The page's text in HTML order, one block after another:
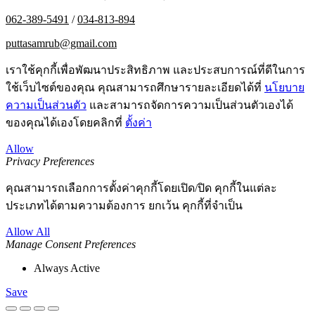
062-389-5491 /034-813-894
puttasamrub@gmail.com
เราใช้คุกกี้เพื่อพัฒนาประสิทธิภาพ และประสบการณ์ที่ดีในการ
ใช้เว็บไซต์ของคุณ คุณสามารถศึกษารายละเอียดได้ที่ นโยบาย
ความเป็นส่วนตัว และสามารถจัดการความเป็นส่วนตัวเองได้
ของคุณได้เองโดยคลิกที่ ตั้งค่า
Allow
Privacy Preferences
คุณสามารถเลือกการตั้งค่าคุกกี้โดยเปิด/ปิด คุกกี้ในแต่ละ
ประเภทได้ตามความต้องการ ยกเว้น คุกกี้ที่จำเป็น
Allow All
Manage Consent Preferences
Always Active
Save